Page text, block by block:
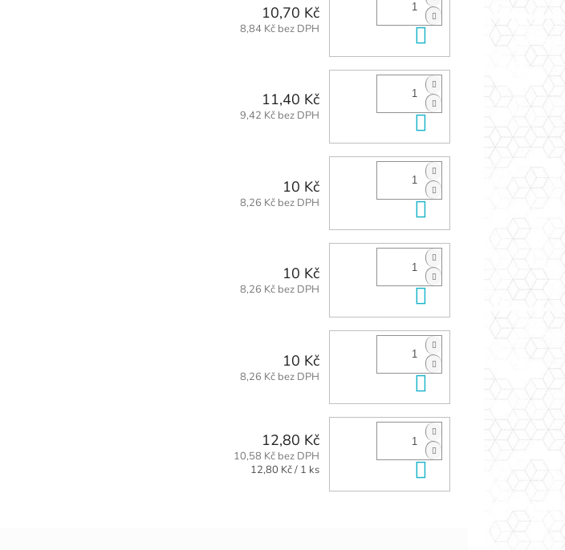
10,70 Kč
8,84 Kč bez DPH
11,40 Kč
9,42 Kč bez DPH Do košíku
10 Kč
8,26 Kč bez DPH
10 Kč
8,26 Kč bez DPH
10 Kč
8,26 Kč bez DPH
12,80 Kč
10,58 Kč bez DPH
Měrná
12,80 Kč / 1 ks